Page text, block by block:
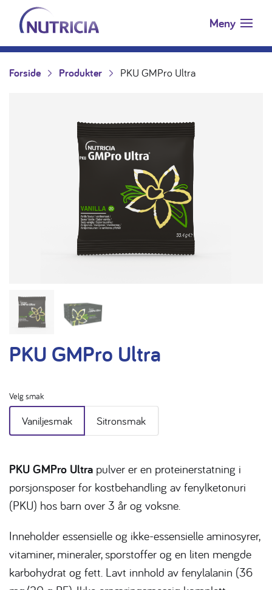
Hopp til innholdet
Nutricia.no Meny
Forside Produkter PKU GMPro Ultra
PKU GMPro Ultra
Velg smak
Vaniljesmak Sitronsmak
PKU GMPro Ultra pulver er en proteinerstatning i
porsjonsposer for kostbehandling av fenylketonuri
(PKU) hos barn over 3 år og voksne.
Inneholder essensielle og ikke-essensielle aminosyrer,
vitaminer, mineraler, sporstoffer og en liten mengde
karbohydrat og fett. Lavt innhold av fenylalanin (36